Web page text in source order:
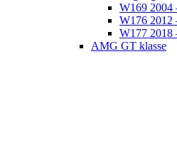
W169 2004
W176 2012
W177 2018
AMG GT klasse